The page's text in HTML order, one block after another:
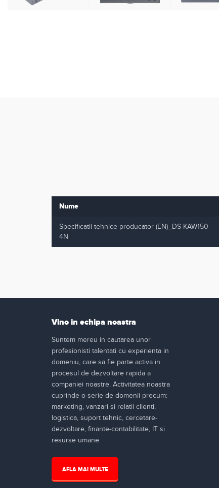
Nume
Specificatii tehnice producator (EN)_DS-KAW150-
4N
Vino in echipa noastra
Suntem mereu in cautarea unor
profesionisti talentati cu experienta in
domeniu, care sa fie parte activa in
procesul de dezvoltare rapida a
companiei noastre. Activitatea noastra
cuprinde o serie de domenii precum:
marketing, vanzari si relatii clienti,
logistica, suport tehnic, cercetare-
dezvoltare, finante-contabilitate, IT si
resurse umane.
AFLA MAI MULTE